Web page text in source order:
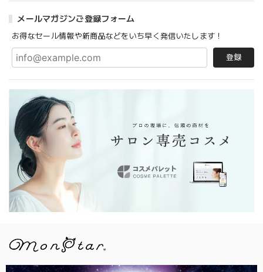
メールマガジンご登録フォーム
お得なセール情報や新商品などをいち早く発信いたします！
登録